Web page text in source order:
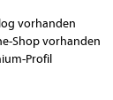
vorhanden
Shop vorhanden
Profil